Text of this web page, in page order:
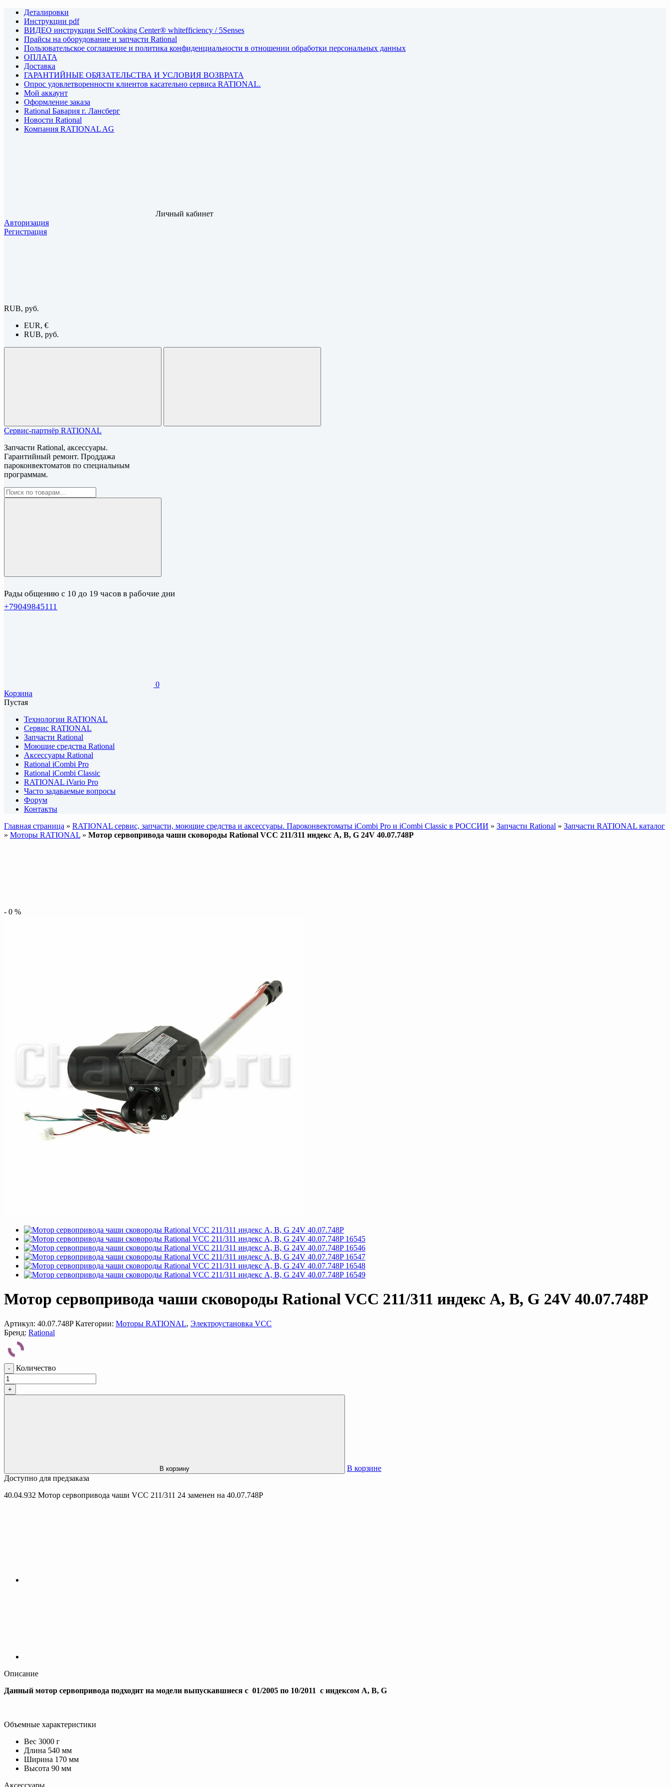
Деталировки
Инструкции pdf
ВИДЕО инструкции SelfCooking Center® whitefficiency / 5Senses
Прайсы на оборудование и запчасти Rational
Пользовательское соглашение и политика конфиденциальности в отношении обработки персональных данных
ОПЛАТА
Доставка
ГАРАНТИЙНЫЕ ОБЯЗАТЕЛЬСТВА И УСЛОВИЯ ВОЗВРАТА
Опрос удовлетворенности клиентов касательно сервиса RATIONAL.
Мой аккаунт
Оформление заказа
Rational Бавария г. Лансберг
Новости Rational
Компания RATIONAL AG
Личный кабинет
Авторизация
Регистрация
RUB, руб.
EUR, €
RUB, руб.
Сервис-партнёр RATIONAL
Запчасти Rational, аксессуары.
Гарантийный ремонт. Проддажа
пароконвектоматов по специальным
программам.
Рады общению с 10 до 19 часов в рабочие дни
+79049845111
0
Корзина
Пустая
Технологии RATIONAL
Сервис RATIONAL
Запчасти Rational
Моющие средства Rational
Аксессуары Rational
Rational iCombi Pro
Rational iCombi Classic
RATIONAL iVario Pro
Часто задаваемые вопросы
Форум
Контакты
Главная страница » RATIONAL сервис, запчасти, моющие средства и аксессуары. Пароконвектоматы iCombi Pro и iCombi Classic в РОССИИ » Запчасти Rational » Запчасти RATIONAL каталог
» Моторы RATIONAL » Мотор сервопривода чаши сковороды Rational VCC 211/311 индекс A, B, G 24V 40.07.748P
- 0 %
Мотор сервопривода чаши сковороды Rational VCC 211/311 индекс A, B, G 24V 40.07.748P
Артикул: 40.07.748PКатегории: Моторы RATIONAL, Электроустановка VCC
Бренд: Rational
- Количество
+
В корзину
В корзине
Доступно для предзаказа
40.04.932 Мотор сервопривода чаши VCC 211/311 24 заменен на 40.07.748P
Описание
Данный мотор сервопривода подходит на модели выпускавшиеся с 01/2005 по 10/2011 с индексом A, B, G
Объемные характеристики
Вес 3000 г
Длина 540 мм
Ширина 170 мм
Высота 90 мм
Аксессуары